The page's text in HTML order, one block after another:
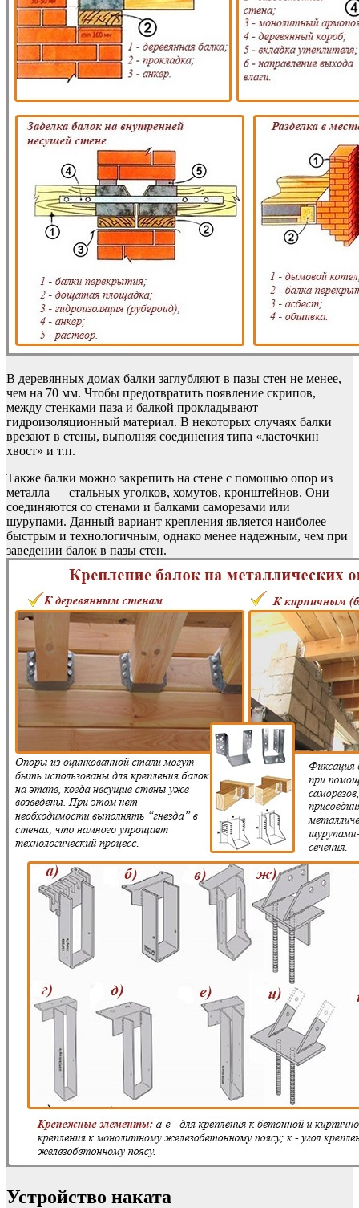
В деревянных домах балки заглубляют в пазы стен не менее,
чем на 70 мм. Чтобы предотвратить появление скрипов,
между стенками паза и балкой прокладывают
гидроизоляционный материал. В некоторых случаях балки
врезают в стены, выполняя соединения типа «ласточкин
хвост» и т.п.
Также балки можно закрепить на стене с помощью опор из
металла — стальных уголков, хомутов, кронштейнов. Они
соединяются со стенами и балками саморезами или
шурупами. Данный вариант крепления является наиболее
быстрым и технологичным, однако менее надежным, чем при
заведении балок в пазы стен.
Устройство наката